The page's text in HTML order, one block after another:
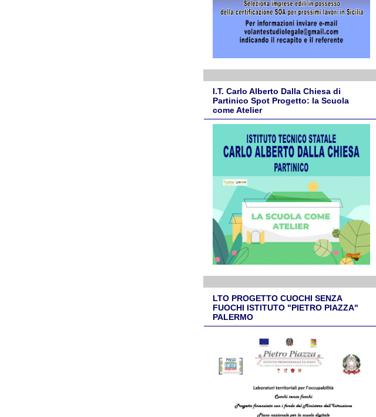
I.T. Carlo Alberto Dalla Chiesa di
Partinico Spot Progetto: la Scuola
come Atelier
LTO PROGETTO CUOCHI SENZA
FUOCHI ISTITUTO "PIETRO PIAZZA"
PALERMO